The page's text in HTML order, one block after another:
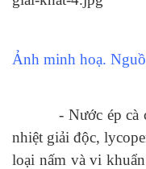
Ảnh minh hoạ.
- Nước ép cà
nhiệt giải độc,
loại nấm và vi